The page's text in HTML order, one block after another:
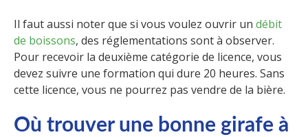
Il faut aussi noter que si vous voulez ouvrir un débit
de boissons, des réglementations sont à observer.
Pour recevoir la deuxième catégorie de licence, vous
devez suivre une formation qui dure 20 heures. Sans
cette licence, vous ne pourrez pas vendre de la bière.
Où trouver une bonne girafe à